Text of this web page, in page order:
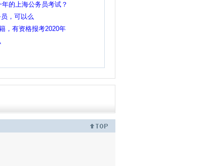
的上海公务员考试？
，可以么
，有资格报考2020年